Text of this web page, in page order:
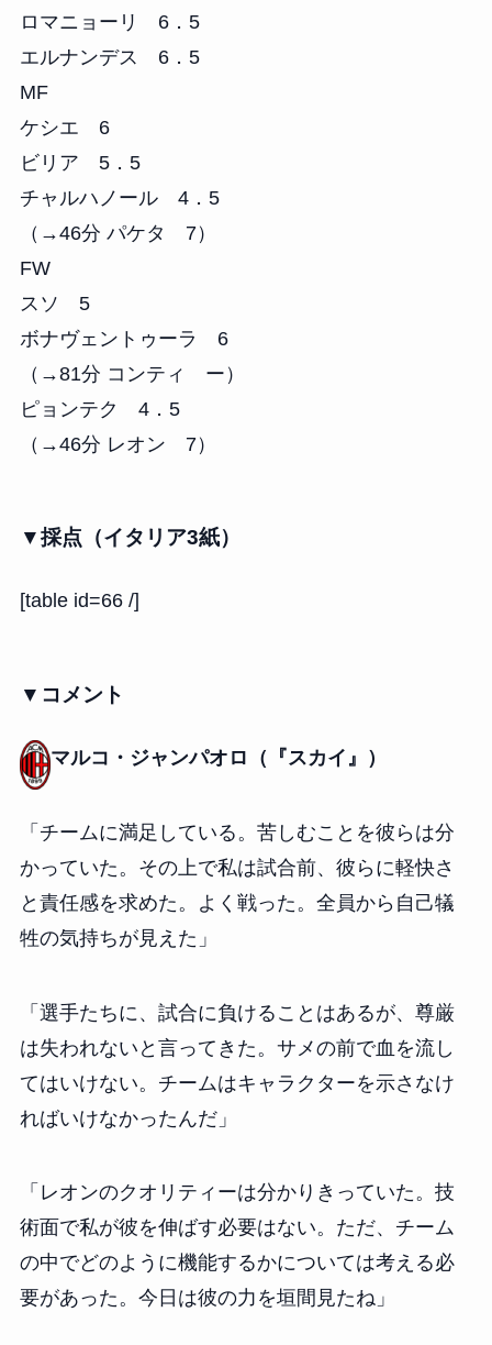
ロマニョーリ 6．5
エルナンデス 6．5
MF
ケシエ 6
ビリア 5．5
チャルハノール 4．5
（→46分 パケタ 7）
FW
スソ 5
ボナヴェントゥーラ 6
（→81分 コンティ ー）
ピョンテク 4．5
（→46分 レオン 7）
▼採点（イタリア3紙）
[table id=66 /]
▼コメント
マルコ・ジャンパオロ（『スカイ』）
「チームに満足している。苦しむことを彼らは分
かっていた。その上で私は試合前、彼らに軽快さ
と責任感を求めた。よく戦った。全員から自己犠
牲の気持ちが見えた」
「選手たちに、試合に負けることはあるが、尊厳
は失われないと言ってきた。サメの前で血を流し
てはいけない。チームはキャラクターを示さなけ
ればいけなかったんだ」
「レオンのクオリティーは分かりきっていた。技
術面で私が彼を伸ばす必要はない。ただ、チーム
の中でどのように機能するかについては考える必
要があった。今日は彼の力を垣間見たね」